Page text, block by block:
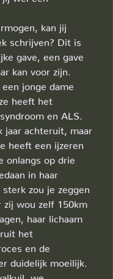
kan jij
schrijven? Dit is
gave, een gave
kan voor zijn.
jonge dame
heeft het
en ALS.
jaar achteruit, maar
heeft een ijzeren
onlangs op drie
in haar
zou je zeggen
zij wou zelf 150km
haar lichaam
het
en de
duidelijk moeilijk.
we